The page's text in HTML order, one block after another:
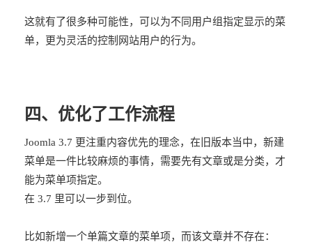
这就有了很多种可能性，可以为不同用户组指定显示的菜
单，更为灵活的控制网站用户的行为。
四、优化了工作流程
Joomla 3.7 更注重内容优先的理念，在旧版本当中，新建
菜单是一件比较麻烦的事情，需要先有文章或是分类，才
能为菜单项指定。
在 3.7 里可以一步到位。
比如新增一个单篇文章的菜单项，而该文章并不存在：